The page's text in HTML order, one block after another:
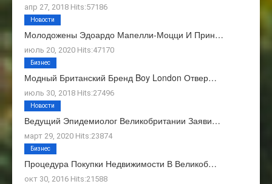
апр 27, 2018 Hits:57186
Молодожены Эдоардо Мапелли-Моцци И Прин…
июль 20, 2020 Hits:47170
Новости
Модный Британский Бренд Boy London Отвер…
июль 30, 2018 Hits:27496
Бизнес
Ведущий Эпидемиолог Великобритании Заяви…
март 29, 2020 Hits:23874
Новости
Процедура Покупки Недвижимости В Великоб…
окт 30, 2016 Hits:21588
Бизнес